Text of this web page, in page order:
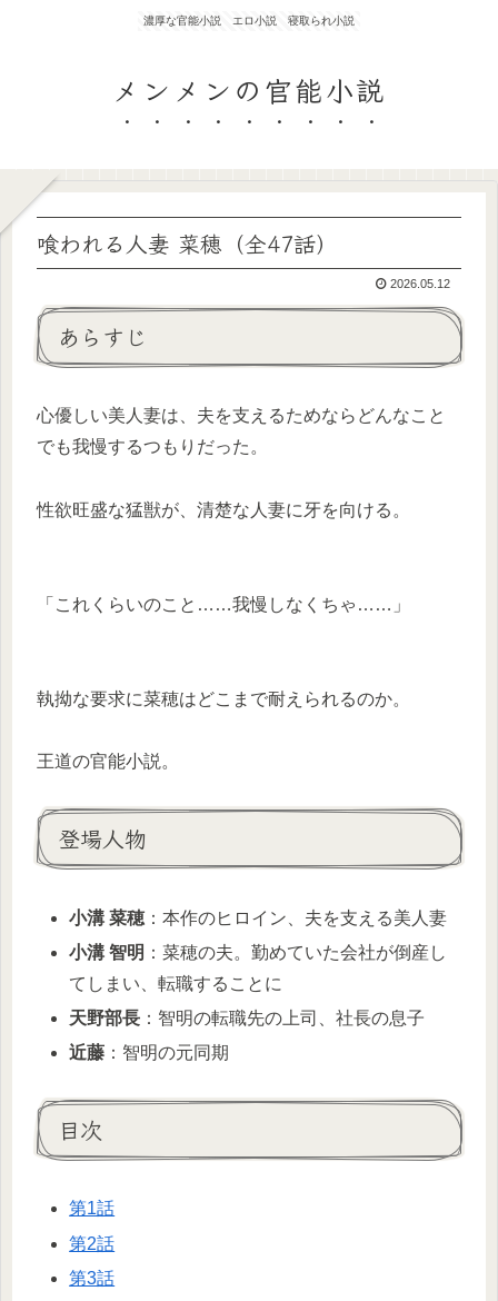
濃厚な官能小説 エロ小説 寝取られ小説
メンメンの官能小説
喰われる人妻 菜穂（全47話）
2026.05.12
あらすじ
心優しい美人妻は、夫を支えるためならどんなこと
でも我慢するつもりだった。
性欲旺盛な猛獣が、清楚な人妻に牙を向ける。
「これくらいのこと……我慢しなくちゃ……」
執拗な要求に菜穂はどこまで耐えられるのか。
王道の官能小説。
登場人物
小溝 菜穂：本作のヒロイン、夫を支える美人妻
小溝 智明 ：菜穂の夫。勤めていた会社が倒産し
てしまい、転職することに
天野部長 ：智明の転職先の上司、社長の息子
近藤 ：智明の元同期
目次
第1話
第2話
第3話